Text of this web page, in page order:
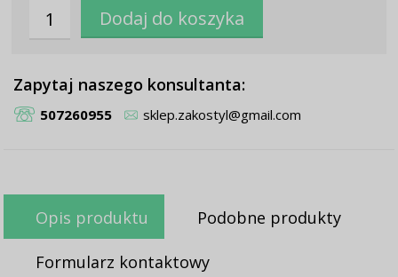
Zapytaj naszego konsultanta:
507260955 sklep.zakostyl@gmail.com
Opis produktu Podobne produkty
Formularz kontaktowy